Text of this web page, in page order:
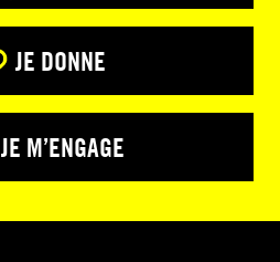
JE DONNE
JE M’ENGAGE